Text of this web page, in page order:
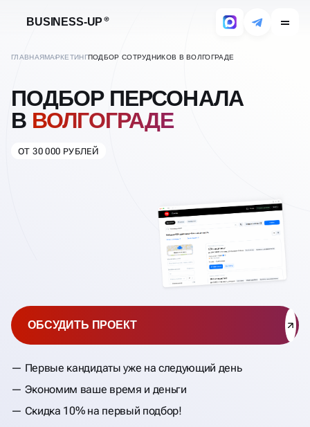
BUSINESS-UP
ГЛАВНАЯМАРКЕТИНГПОДБОР СОТРУДНИКОВ В ВОЛГОГРАДЕ
ПОДБОР ПЕРСОНАЛА
В ВОЛГОГРАДЕ
ОТ 30 000 РУБЛЕЙ
Первые кандидаты уже на следующий день
Экономим ваше время и деньги
Скидка 10% на первый подбор!
ОБСУДИТЬ ПРОЕКТ